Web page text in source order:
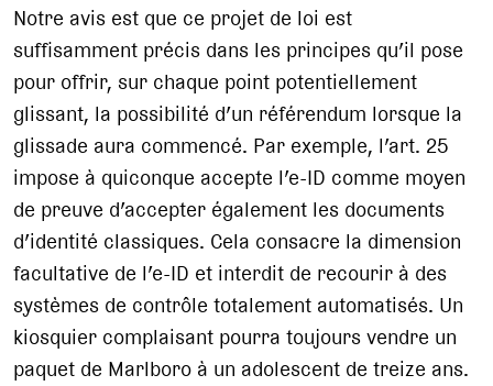
Notre avis est que ce projet de loi est
suffisamment précis dans les principes qu’il pose
pour offrir, sur chaque point potentiellement
glissant, la possibilité d’un référendum lorsque la
glissade aura commencé. Par exemple, l’art. 25
impose à quiconque accepte l’e-ID comme moyen
de preuve d’accepter également les documents
d’identité classiques. Cela consacre la dimension
facultative de l’e-ID et interdit de recourir à des
systèmes de contrôle totalement automatisés. Un
kiosquier complaisant pourra toujours vendre un
paquet de Marlboro à un adolescent de treize ans.